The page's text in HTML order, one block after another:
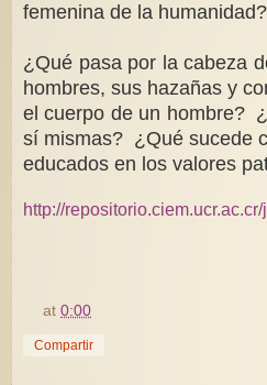
femenina de la humanidad?
¿Qué pasa por la cabeza
hombres, sus hazañas y
el cuerpo de un hombre?
sí mismas? ¿Qué sucede
educados en los valores
http://
at0:00
Compartir